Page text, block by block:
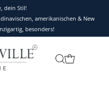
dein Stil!
amerikanischen & New
besonders!